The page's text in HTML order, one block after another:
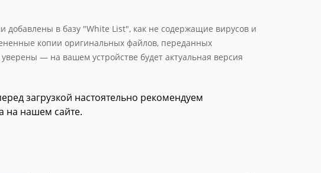
в базу "White List", как не содержащие вирусов и
копии оригинальных файлов, переданных
— на вашем устройстве будет актуальная версия
загрузкой настоятельно рекомендуем
на нашем сайте.